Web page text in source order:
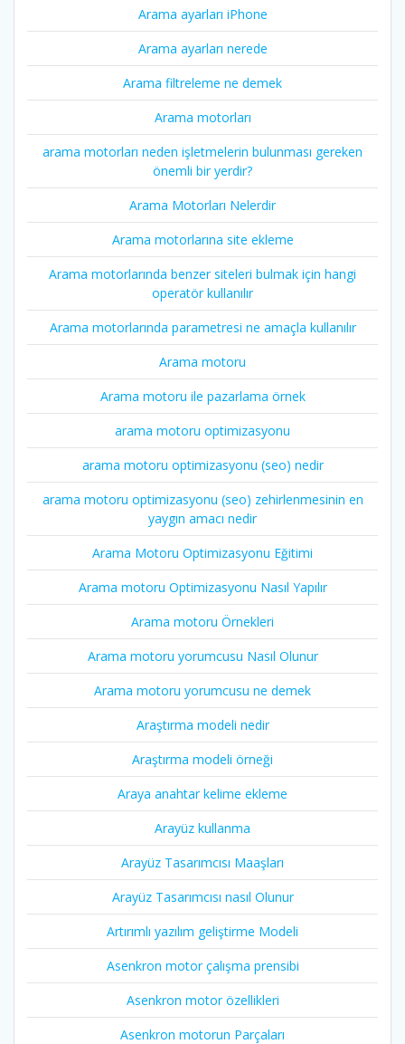
Arama ayarları iPhone
Arama ayarları nerede
Arama filtreleme ne demek
Arama motorları
arama motorları neden işletmelerin bulunması gereken
önemli bir yerdir?
Arama Motorları Nelerdir
Arama motorlarına site ekleme
Arama motorlarında benzer siteleri bulmak için hangi
operatör kullanılır
Arama motorlarında parametresi ne amaçla kullanılır
Arama motoru
Arama motoru ile pazarlama örnek
arama motoru optimizasyonu
arama motoru optimizasyonu (seo) nedir
arama motoru optimizasyonu (seo) zehirlenmesinin en
yaygın amacı nedir
Arama Motoru Optimizasyonu Eğitimi
Arama motoru Optimizasyonu Nasıl Yapılır
Arama motoru Örnekleri
Arama motoru yorumcusu Nasıl Olunur
Arama motoru yorumcusu ne demek
Araştırma modeli nedir
Araştırma modeli örneği
Araya anahtar kelime ekleme
Arayüz kullanma
Arayüz Tasarımcısı Maaşları
Arayüz Tasarımcısı nasıl Olunur
Artırımlı yazılım geliştirme Modeli
Asenkron motor çalışma prensibi
Asenkron motor özellikleri
Asenkron motorun Parçaları